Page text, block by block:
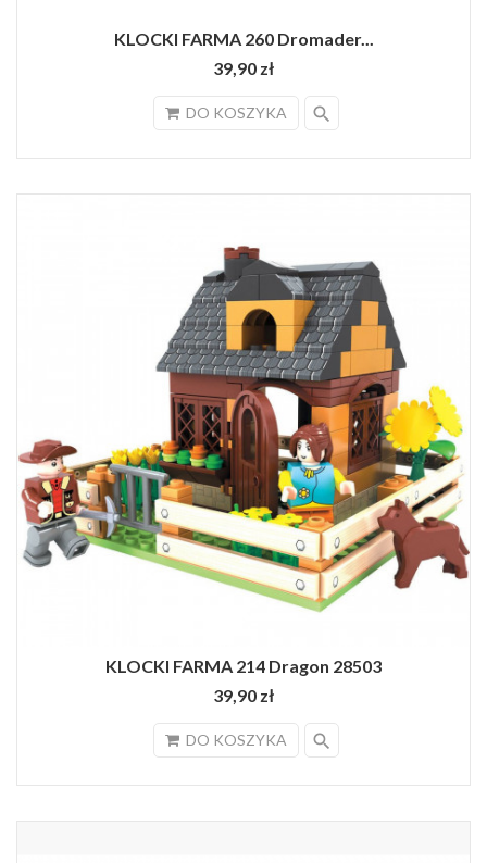
KLOCKI FARMA 260 Dromader...
39,90 zł
DO KOSZYKA search
KLOCKI FARMA 214 Dragon 28503
39,90 zł
DO KOSZYKA search